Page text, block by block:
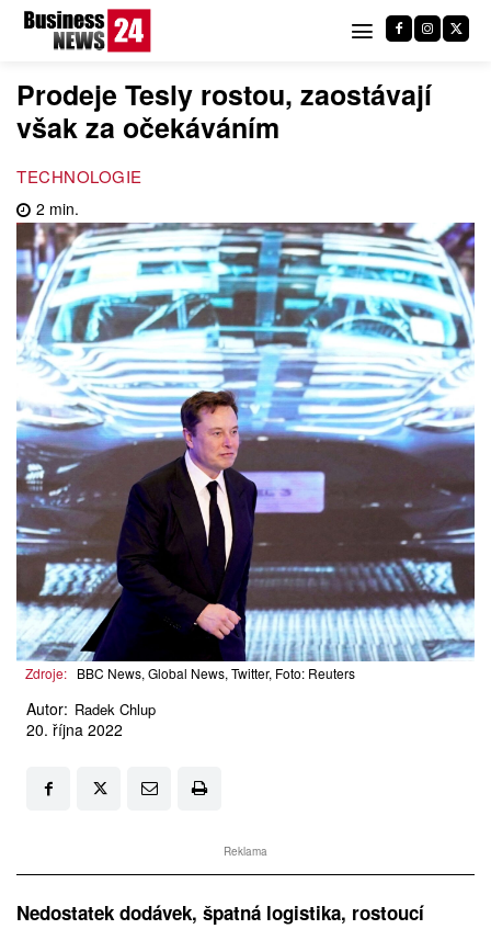
Prodeje Tesly rostou, zaostávají
však za očekáváním
TECHNOLOGIE
2 min.
Zdroje: BBC News, Global News, Twitter, Foto: Reuters
Autor: Radek Chlup
20. října 2022
Reklama
Nedostatek dodávek, špatná logistika, rostoucí